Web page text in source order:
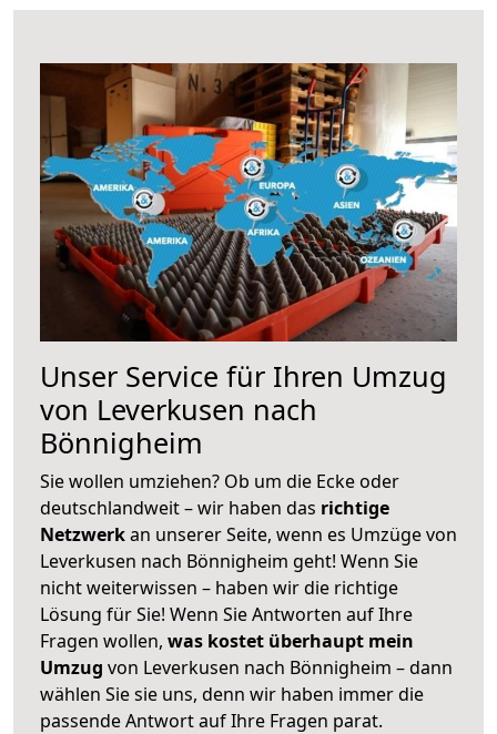
Unser Service für Ihren Umzug
von Leverkusen nach
Bönnigheim
Sie wollen umziehen? Ob um die Ecke oder
deutschlandweit – wir haben das richtige
Netzwerkan unserer Seite, wenn es Umzüge von
Leverkusen nach Bönnigheim geht! Wenn Sie
nicht weiterwissen – haben wir die richtige
Lösung für Sie! Wenn Sie Antworten auf Ihre
Fragen wollen, was kostet überhaupt mein
Umzug von Leverkusen nach Bönnigheim – dann
wählen Sie sie uns, denn wir haben immer die
passende Antwort auf Ihre Fragen parat.